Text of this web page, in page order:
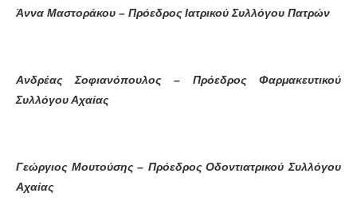
Άννα Μαστοράκου – Πρόεδρος Ιατρικού Συλλόγου Πατρών
Ανδρέας Σοφιανόπουλος – Πρόεδρος Φαρμακευτικού
Συλλόγου Αχαίας
Γεώργιος Μουτούσης – Πρόεδρος Οδοντιατρικού Συλλόγου
Αχαίας